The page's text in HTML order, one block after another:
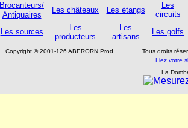
Brocanteurs/
Antiquaires
Les châteaux Les étangs
Les
circuits
Les sources
Les
producteurs
Les
artisans
Les golfs
Copyright © 2001-126 ABERORN Prod.
Tous droits
Liez votre
La